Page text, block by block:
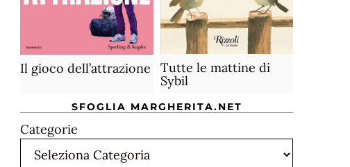
Il gioco dell’attrazione
Tutte le mattine di
Sybil
SFOGLIA MARGHERITA.NET
Categorie